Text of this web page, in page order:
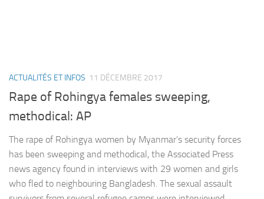
ACTUALITÉS ET INFOS 11 DÉCEMBRE 2017
Rape of Rohingya females sweeping,
methodical: AP
The rape of Rohingya women by Myanmar’s security forces
has been sweeping and methodical, the Associated Press
news agency found in interviews with 29 women and girls
who fled to neighbouring Bangladesh. The sexual assault